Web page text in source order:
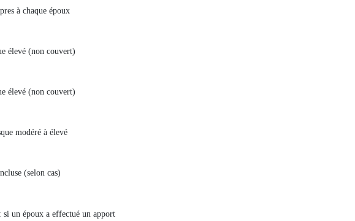
à chaque époux
élevé (non couvert)
élevé (non couvert)
modéré à élevé
(selon cas)
si un époux a effectué un apport